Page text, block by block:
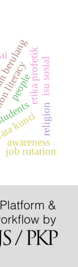
kunci
etika profetik
job rotation
awareness
religion
people isu sosial